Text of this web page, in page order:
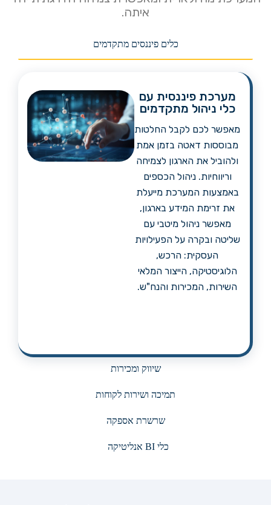
איתה.
כלים פיננסים מתקדמים
שיווק ומכירות
תמיכה ושירות לקוחות
שרשרת אספקה
כלי BI אנליטיקה
מערכת פיננסית עם
כלי ניהול מתקדמים
מאפשר לכם לקבל החלטות
מבוססות דאטה בזמן אמת
ולהוביל את הארגון לצמיחה
וריווחיות. ניהול הכספים
באמצעות המערכת מייעלת
את זרימת המידע בארגון,
מאפשר ניהול מיטבי עם
שליטה ובקרה על הפעילויות
העסקית: הרכש,
הלוגיסטיקה, הייצור המלאי
השירות, המכירות והנח"ש.